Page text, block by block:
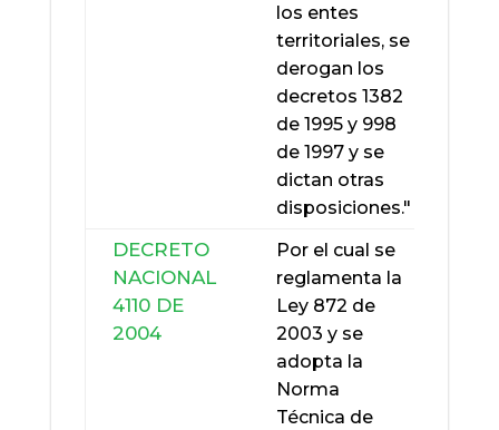
los entes
territoriales, se
derogan los
decretos 1382
de 1995 y 998
de 1997 y se
dictan otras
disposiciones."
DECRETO
NACIONAL
4110 DE
2004
Por el cual se
reglamenta la
Ley 872 de
2003 y se
adopta la
Norma
Técnica de